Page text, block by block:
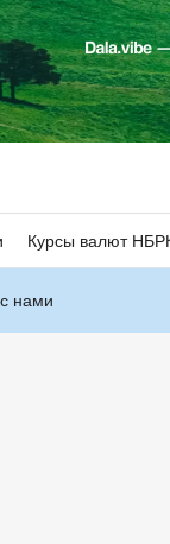
Курсы валют
нами